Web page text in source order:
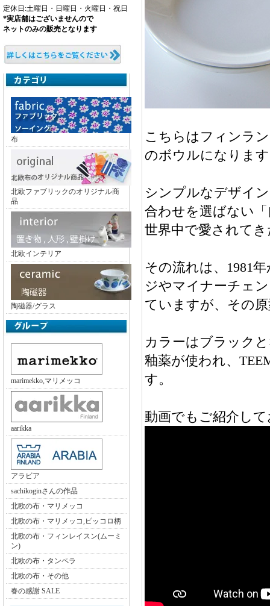
定休日:土曜日・日曜日・火曜日・祝日
*実店舗はございませんので
ネットのみの販売となります
布
北欧ファブリックのオリジナル商
品
北欧インテリア
陶磁器/グラス
marimekko,マリメッコ
aarikka
アラビア
sachikoginさんの作品
北欧の布・マリメッコ
北欧の布・マリメッコ,ピッコロ柄
北欧の布・フィンレイスン(ムーミ
ン)
北欧の布・タンペラ
北欧の布・その他
春の感謝 SALE
こちらはフィンラ
のボウルになりま
シンプルなデザイ
合わせを選ばない
世界中で愛されて
その流れは、1981
ジやマイナーチェ
ていますが、その
カラーはブラック
釉薬が使われ、
す。
動画でもご紹介し